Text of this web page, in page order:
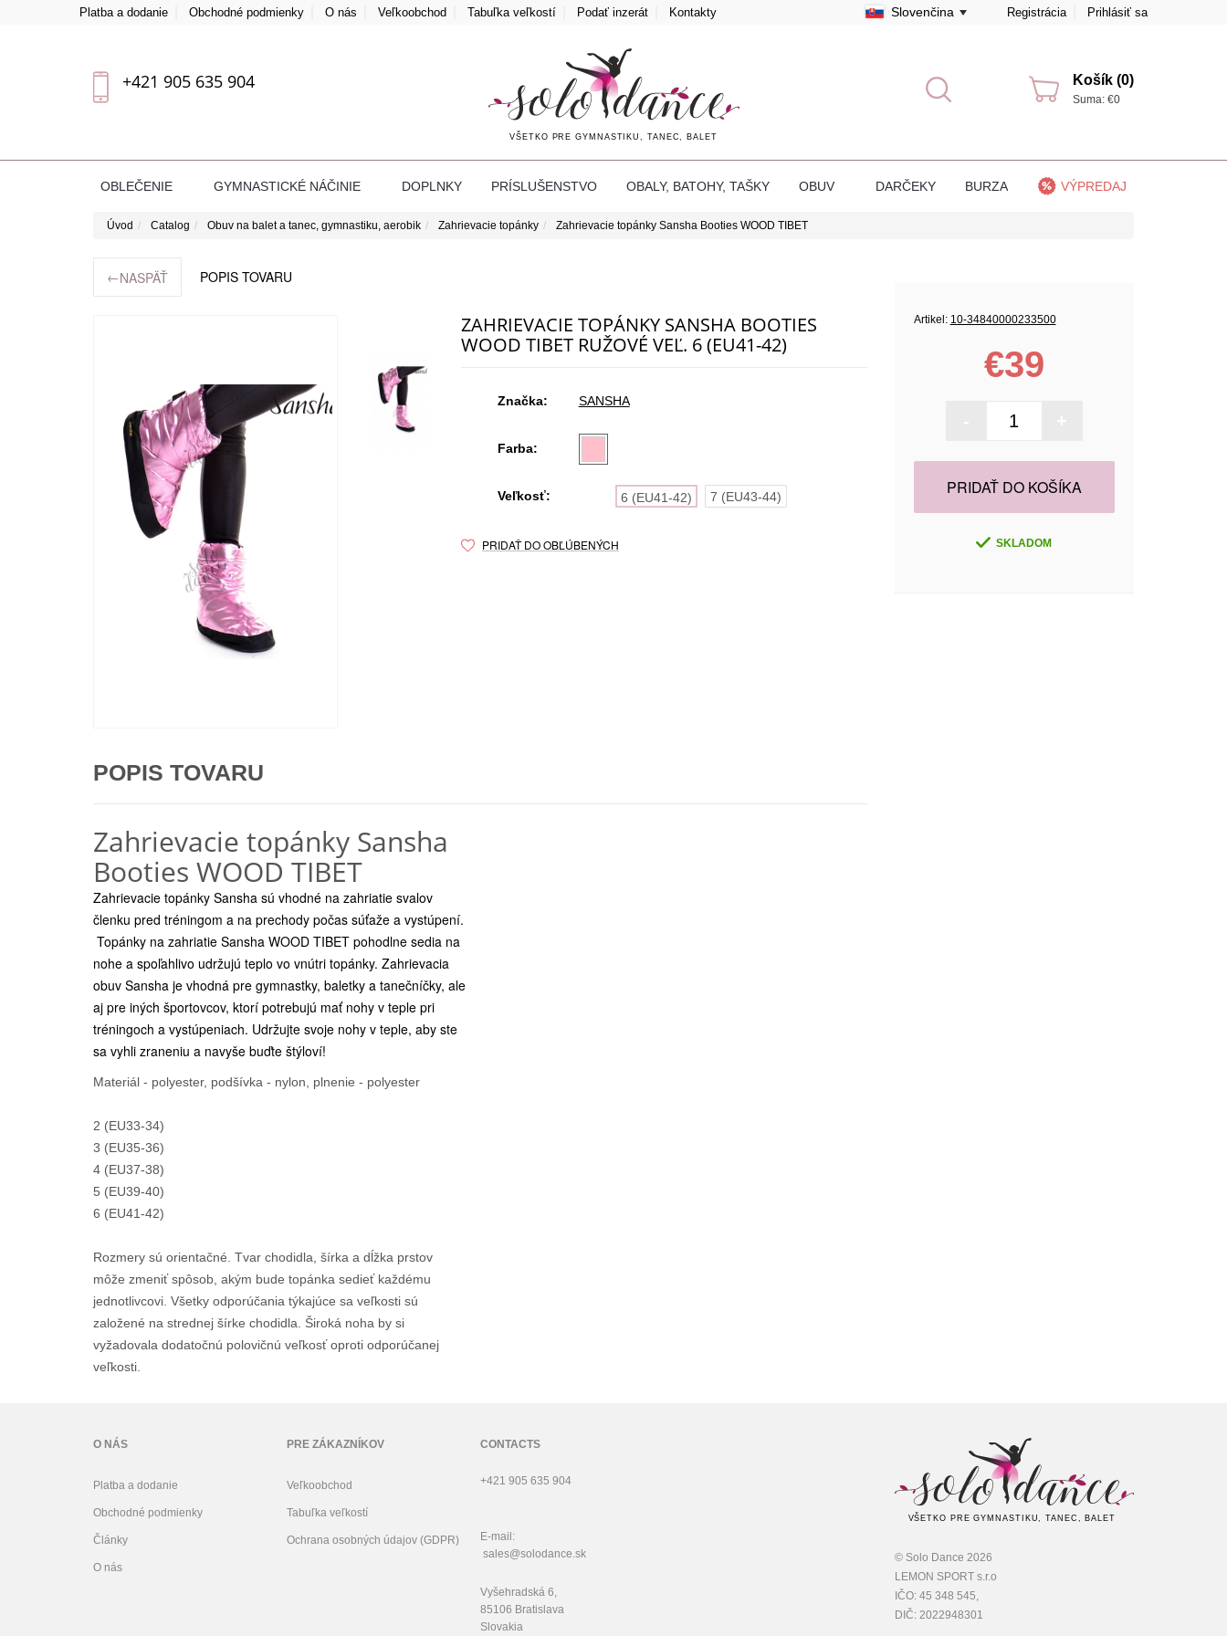
Platba a dodanie Obchodné podmienky O nás Veľkoobchod Tabuľka veľkostí Podať inzerát Kontakty Slovenčina Registrácia Prihlásiť sa
+421 905 635 904
VŠETKO PRE GYMNASTIKU, TANEC, BALET
Košík (0)
Suma: €0
OBLEČENIE GYMNASTICKÉ NÁČINIE DOPLNKY PRÍSLUŠENSTVO OBALY, BATOHY, TAŠKY OBUV DARČEKY BURZA VÝPREDAJ
Úvod Catalog Obuv na balet a tanec, gymnastiku, aerobik Zahrievacie topánky Zahrievacie topánky Sansha Booties WOOD TIBET
←NASPÄŤ POPIS TOVARU
ZAHRIEVACIE TOPÁNKY SANSHA BOOTIES
WOOD TIBET RUŽOVÉ VEĽ. 6 (EU41-42)
Značka: SANSHA
Farba:
Veľkosť: 6 (EU41-42) 7 (EU43-44)
PRIDAŤ DO OBĽÚBENÝCH
POPIS TOVARU
Zahrievacie topánky Sansha
Booties WOOD TIBET
Zahrievacie topánky Sansha sú vhodné na zahriatie svalov
členku pred tréningom a na prechody počas súťaže a vystúpení.
Topánky na zahriatie Sansha WOOD TIBET pohodlne sedia na
nohe a spoľahlivo udržujú teplo vo vnútri topánky. Zahrievacia
obuv Sansha je vhodná pre gymnastky, baletky a tanečníčky, ale
aj pre iných športovcov, ktorí potrebujú mať nohy v teple pri
tréningoch a vystúpeniach. Udržujte svoje nohy v teple, aby ste
sa vyhli zraneniu a navyše buďte štýloví!
Materiál - polyester, podšívka - nylon, plnenie - polyester
2 (EU33-34)
3 (EU35-36)
4 (EU37-38)
5 (EU39-40)
6 (EU41-42)
Rozmery sú orientačné. Tvar chodidla, šírka a dĺžka prstov
môže zmeniť spôsob, akým bude topánka sedieť každému
jednotlivcovi. Všetky odporúčania týkajúce sa veľkosti sú
založené na strednej šírke chodidla. Široká noha by si
vyžadovala dodatočnú polovičnú veľkosť oproti odporúčanej
veľkosti.
Artikel: 10-34840000233500
€39
PRIDAŤ DO KOŠÍKA
SKLADOM
O NÁS
Platba a dodanie
Obchodné podmienky
Články
O nás
PRE ZÁKAZNÍKOV
Veľkoobchod
Tabuľka veľkostí
Ochrana osobných údajov (GDPR)
CONTACTS
+421 905 635 904
E-mail:
sales@solodance.sk
Vyšehradská 6,
85106 Bratislava
Slovakia
VŠETKO PRE GYMNASTIKU, TANEC, BALET
© Solo Dance 2026
LEMON SPORT s.r.o
IČO: 45 348 545,
DIČ: 2022948301